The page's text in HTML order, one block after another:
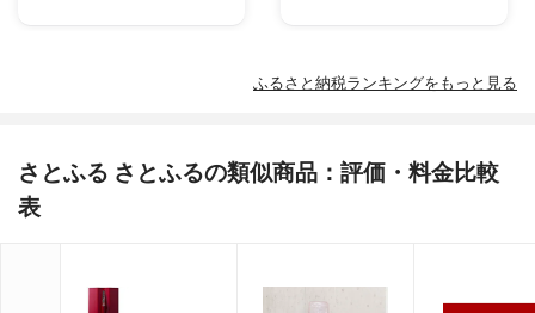
ふるさと納税ランキングをもっと見る
さとふる さとふるの類似商品：評価・料金比較
表